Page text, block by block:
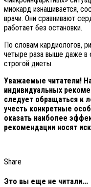
миокард изнашивается,
врачи. Они сравнивают
работает без остановки.
По словам кардиологов,
четыре раза выше даже в
строгой диеты.
Уважаемые читатели!
индивидуальных
следует обращаться к
учесть конкретные
оказать наиболее
рекомендации носят
Share
Это вы еще не читали...